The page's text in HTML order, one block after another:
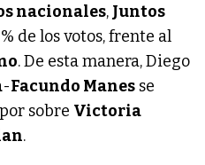
nacionales, Juntos
de los votos, frente al
. De esta manera, Diego
-Facundo Manes se
sobre Victoria
.